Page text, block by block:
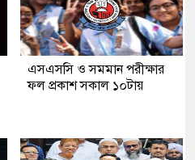
এসএসসি ও সমমান পরীক্ষার
ফল প্রকাশ সকাল ১০টায়